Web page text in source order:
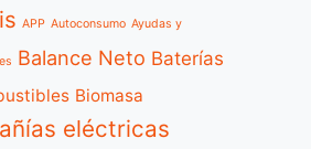
APP Autoconsumo Ayudas y
Balance Neto Baterías
Biomasa
eléctricas